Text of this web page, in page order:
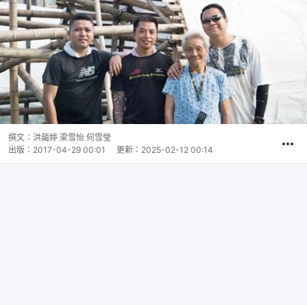
撰文： 洪藹婷 梁雪怡 何雪瑩
出版： 2017-04-29 00:01 更新： 2025-02-12 00:14